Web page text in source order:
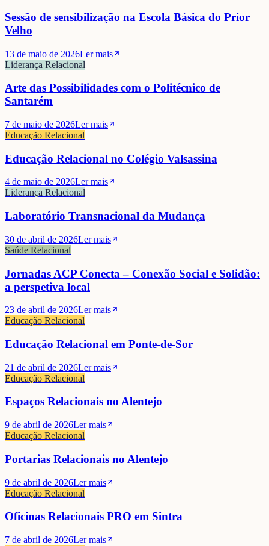
Sessão de sensibilização na Escola Básica do Prior
Velho
13 de maio de 2026Ler mais
Liderança Relacional
Arte das Possibilidades com o Politécnico de
Santarém
7 de maio de 2026Ler mais
Educação Relacional
Educação Relacional no Colégio Valsassina
4 de maio de 2026Ler mais
Liderança Relacional
Laboratório Transnacional da Mudança
30 de abril de 2026Ler mais
Saúde Relacional
Jornadas ACP Conecta – Conexão Social e Solidão:
a perspetiva local
23 de abril de 2026Ler mais
Educação Relacional
Educação Relacional em Ponte-de-Sor
21 de abril de 2026Ler mais
Educação Relacional
Espaços Relacionais no Alentejo
9 de abril de 2026Ler mais
Educação Relacional
Portarias Relacionais no Alentejo
9 de abril de 2026Ler mais
Educação Relacional
Oficinas Relacionais PRO em Sintra
7 de abril de 2026Ler mais